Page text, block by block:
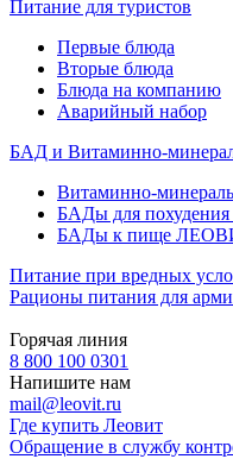
Питание для туристов
Первые блюда
Вторые блюда
Блюда на компанию
Аварийный набор
БАД и Витаминно-
Витаминно-
БАДы для похудения
БАДы к пище
Питание при вредных
Рационы питания для
Горячая линия
8 800 100 0301
Напишите нам
mail@leovit.ru
Где купить Леовит
Обращение в службу